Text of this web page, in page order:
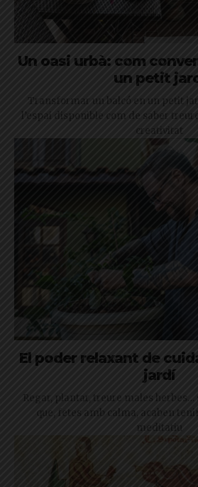
Un oasi urbà: com
un petit
Transformar un balcó en un petit
l’espai disponible com de saber
creativitat
El poder relaxant de
jardí
Regar, plantar, treure males herbes…
que, fetes amb calma, acaben
meditatiu